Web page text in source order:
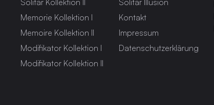
Memorie Kollektion I
Memoire Kollektion II
Modifikator Kollektion I
Modifikator Kollektion II
Kontakt
Impressum
Datenschutzerklärung